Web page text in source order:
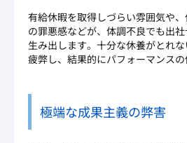
有給休暇を取得しづらい雰囲気や
の罪悪感などが、体調不良でも出
生み出します。十分な休養がとれ
疲弊し、結果的にパフォーマンスの
極端な成果主義の弊害